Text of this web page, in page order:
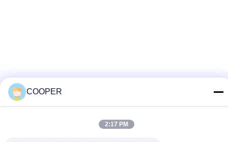
COOPER
2:17 PM